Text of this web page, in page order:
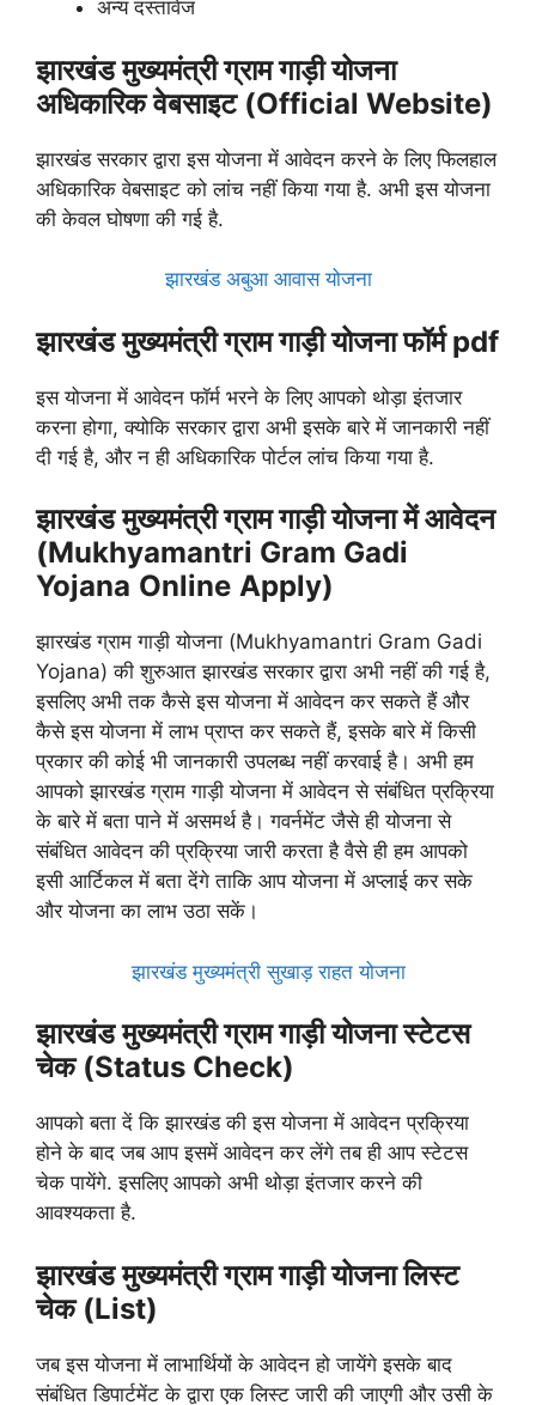
अन्य दस्तावेज
झारखंड मुख्यमंत्री ग्राम गाड़ी योजना
अधिकारिक वेबसाइट (Official Website)
झारखंड सरकार द्वारा इस योजना में आवेदन करने के लिए फिलहाल
अधिकारिक वेबसाइट को लांच नहीं किया गया है. अभी इस योजना
की केवल घोषणा की गई है.
झारखंड अबुआ आवास योजना
झारखंड मुख्यमंत्री ग्राम गाड़ी योजना फॉर्म pdf
इस योजना में आवेदन फॉर्म भरने के लिए आपको थोड़ा इंतजार
करना होगा, क्योकि सरकार द्वारा अभी इसके बारे में जानकारी नहीं
दी गई है, और न ही अधिकारिक पोर्टल लांच किया गया है.
झारखंड मुख्यमंत्री ग्राम गाड़ी योजना में आवेदन
(Mukhyamantri Gram Gadi
Yojana Online Apply)
झारखंड ग्राम गाड़ी योजना (Mukhyamantri Gram Gadi
Yojana) की शुरुआत झारखंड सरकार द्वारा अभी नहीं की गई है,
इसलिए अभी तक कैसे इस योजना में आवेदन कर सकते हैं और
कैसे इस योजना में लाभ प्राप्त कर सकते हैं, इसके बारे में किसी
प्रकार की कोई भी जानकारी उपलब्ध नहीं करवाई है। अभी हम
आपको झारखंड ग्राम गाड़ी योजना में आवेदन से संबंधित प्रक्रिया
के बारे में बता पाने में असमर्थ है। गवर्नमेंट जैसे ही योजना से
संबंधित आवेदन की प्रक्रिया जारी करता है वैसे ही हम आपको
इसी आर्टिकल में बता देंगे ताकि आप योजना में अप्लाई कर सके
और योजना का लाभ उठा सकें।
झारखंड मुख्यमंत्री सुखाड़ राहत योजना
झारखंड मुख्यमंत्री ग्राम गाड़ी योजना स्टेटस
चेक (Status Check)
आपको बता दें कि झारखंड की इस योजना में आवेदन प्रक्रिया
होने के बाद जब आप इसमें आवेदन कर लेंगे तब ही आप स्टेटस
चेक पायेंगे. इसलिए आपको अभी थोड़ा इंतजार करने की
आवश्यकता है.
झारखंड मुख्यमंत्री ग्राम गाड़ी योजना लिस्ट
चेक (List)
जब इस योजना में लाभार्थियों के आवेदन हो जायेंगे इसके बाद
संबंधित डिपार्टमेंट के द्वारा एक लिस्ट जारी की जाएगी और उसी के